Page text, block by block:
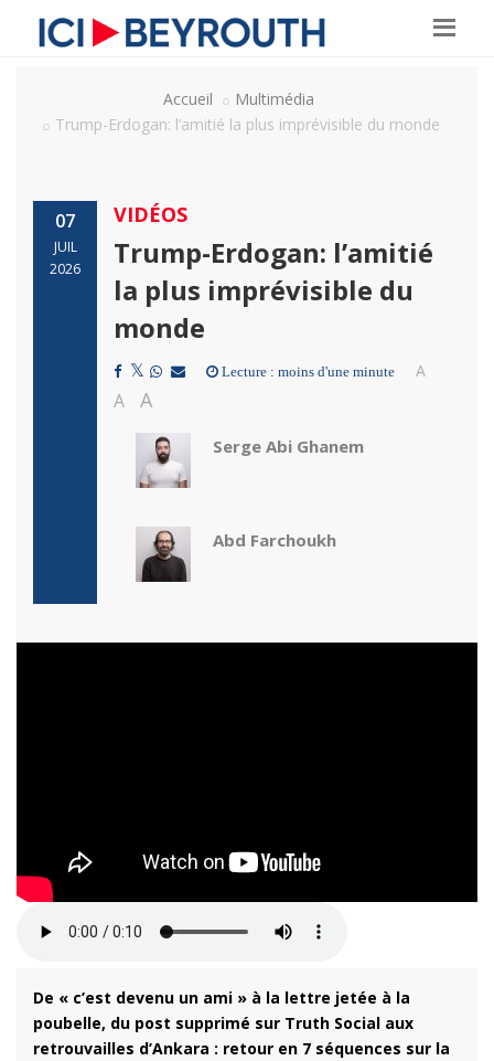
Accueil
Multimédia
Trump-Erdogan: l’amitié la plus imprévisible du monde
07
JUIL
2026
VIDÉOS
Trump-Erdogan: l’amitié
la plus imprévisible du
monde
Lecture : moins d'une minute A
A A
Serge Abi Ghanem
Abd Farchoukh
De « c’est devenu un ami » à la lettre jetée à la
poubelle, du post supprimé sur Truth Social aux
retrouvailles d’Ankara : retour en 7 séquences sur la